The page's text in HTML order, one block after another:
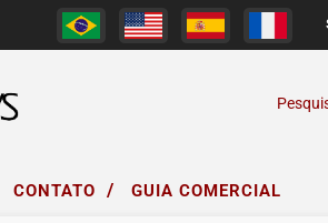
CONTATO / GUIA COMERCIAL